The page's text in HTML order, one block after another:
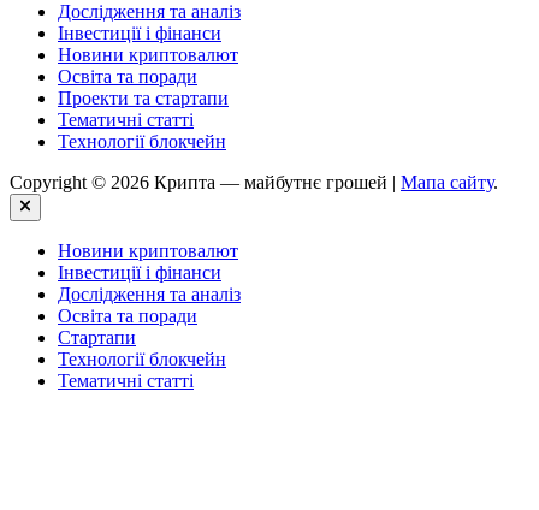
Дослідження та аналіз
Інвестиції і фінанси
Новини криптовалют
Освіта та поради
Проекти та стартапи
Тематичні статті
Технології блокчейн
Copyright © 2026 Крипта — майбутнє грошей | Мапа сайту.
Close
Новини криптовалют
Інвестиції і фінанси
Дослідження та аналіз
Освіта та поради
Стартапи
Технології блокчейн
Тематичні статті